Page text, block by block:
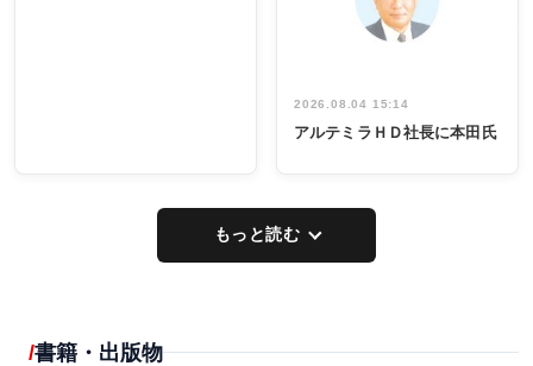
2026.08.04 15:14
アルテミラＨＤ社長に本田氏
もっと読む
書籍・出版物